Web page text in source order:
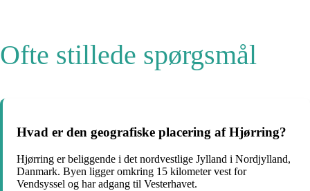
Ofte stillede spørgsmål
Hvad er den geografiske placering af Hjørring?
Hjørring er beliggende i det nordvestlige Jylland i Nordjylland,
Danmark. Byen ligger omkring 15 kilometer vest for
Vendsyssel og har adgang til Vesterhavet.